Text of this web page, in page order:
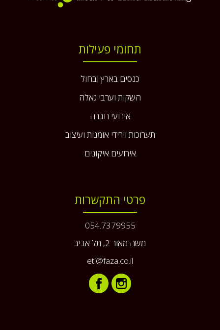
תחומי פעילות
כנסים בארץ ובחול
השקות וערבי גאלה
אירועי חברה
תערוכות וירידי אומנות ועיצוב
אירועים איקונים
פרטי התקשרות
054.7379955
משה מאור 2, תל אביב
eti@faza.co.il